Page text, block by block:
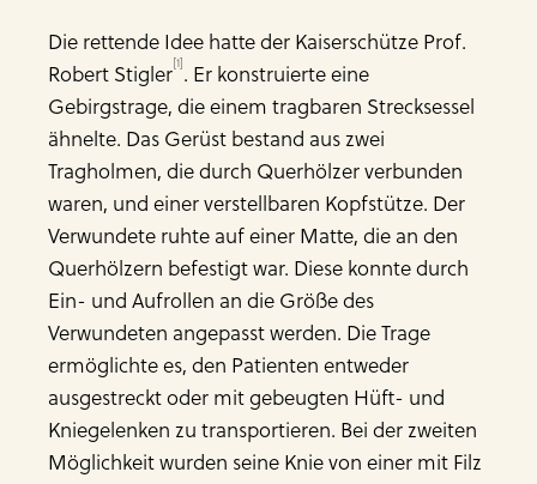
Die rettende Idee hatte der Kaiserschütze Prof.
Robert Stigler[1]. Er konstruierte eine
Gebirgstrage, die einem tragbaren Strecksessel
ähnelte. Das Gerüst bestand aus zwei
Tragholmen, die durch Querhölzer verbunden
waren, und einer verstellbaren Kopfstütze. Der
Verwundete ruhte auf einer Matte, die an den
Querhölzern befestigt war. Diese konnte durch
Ein- und Aufrollen an die Größe des
Verwundeten angepasst werden. Die Trage
ermöglichte es, den Patienten entweder
ausgestreckt oder mit gebeugten Hüft- und
Kniegelenken zu transportieren. Bei der zweiten
Möglichkeit wurden seine Knie von einer mit Filz